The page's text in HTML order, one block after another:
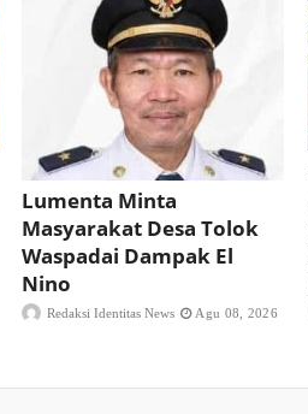
Lumenta Minta
Masyarakat Desa Tolok
Waspadai Dampak El
Nino
Redaksi Identitas News Agu 08, 2026